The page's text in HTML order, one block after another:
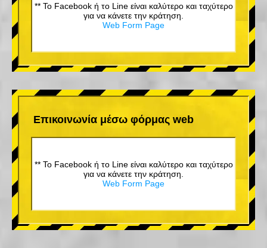
** Το Facebook ή το Line είναι καλύτερο και ταχύτερο
για να κάνετε την κράτηση.
Web Form Page
Επικοινωνία μέσω φόρμας web
** Το Facebook ή το Line είναι καλύτερο και ταχύτερο
για να κάνετε την κράτηση.
Web Form Page